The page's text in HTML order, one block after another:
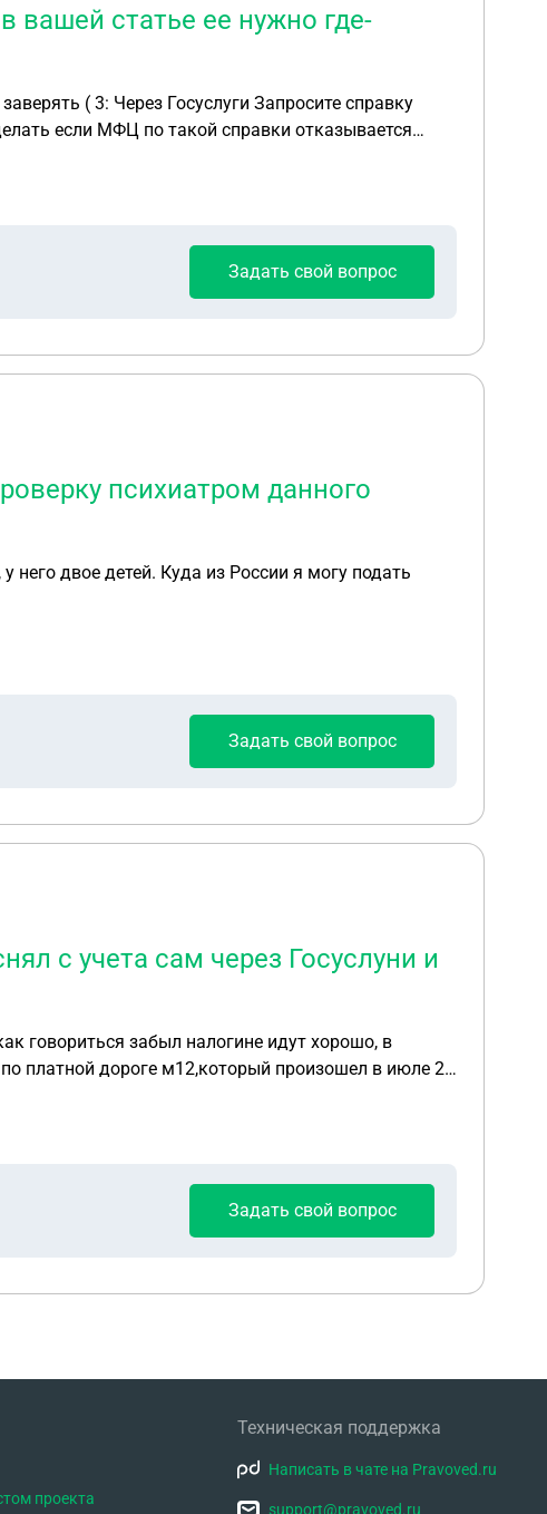
вашей статье ее нужно где-
Госуслуги Запросите справку
но они не отвечают на запрос. Может я не
Задать свой вопрос
психиатром данного
двое детей. Куда из России я могу подать
Задать свой вопрос
с учета сам через Госуслуни и
говориться забыл налогине идут хорошо, в
платной дороге м12,который произошел в июле 25
в октябре 24г. На кого неизвестно, получаеться
Задать свой вопрос
проекта
Техническая поддержка
Написать в чате на Pravoved.ru
support@pravoved.ru